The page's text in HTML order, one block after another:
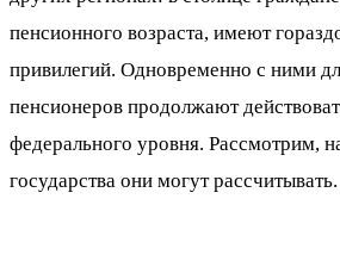
пенсионного возраста, имеют
привилегий. Одновременно с ними
пенсионеров продолжают
федерального уровня. Рассмотрим,
государства они могут рассчитывать.